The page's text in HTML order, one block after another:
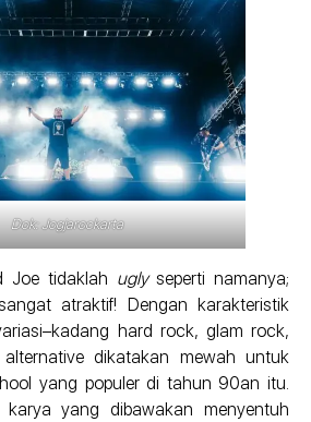
Dok: Jogjarockarta
Joe tidaklah uglyseperti namanya;
atraktif! Dengan karakteristik
hard rock, glam rock,
dikatakan mewah untuk
yang populer di tahun 90an itu.
karya yang dibawakan menyentuh